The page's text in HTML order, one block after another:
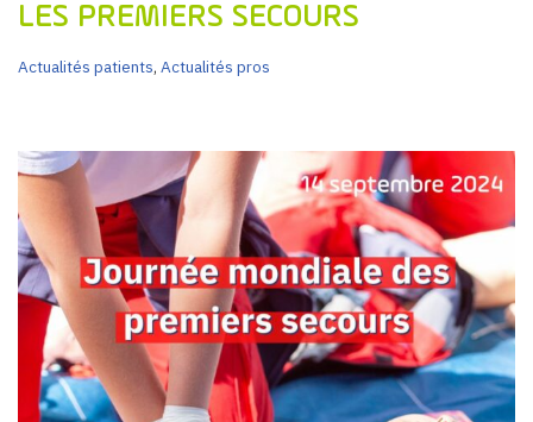
LES PREMIERS SECOURS
Actualités patients, Actualités pros